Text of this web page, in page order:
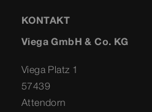
KONTAKT
Viega GmbH & Co. KG
Viega Platz 1
57439
Attendorn